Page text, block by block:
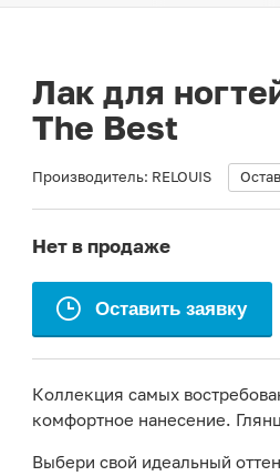
Лак для
The Best
Производитель: RELOUIS
Нет в продаже
Оставить заявку
Коллекция самых
комфортное нанесение.
Выбери свой идеальный